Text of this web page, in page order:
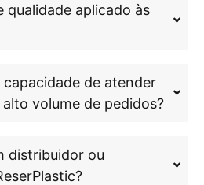
qualidade aplicado às
capacidade de atender
volume de pedidos?
distribuidor ou